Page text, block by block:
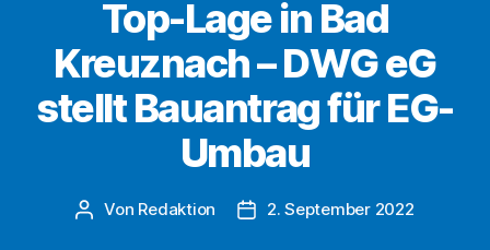
Top-Lage in Bad
Kreuznach – DWG eG
stellt Bauantrag für EG-
Umbau
Beitragsautor
Von Redaktion Beitragsdatum
2. September 2022